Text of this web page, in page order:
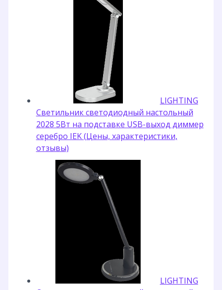
LIGHTING
Светильник светодиодный настольный
2028 5Вт на подставке USB-выход диммер
серебро IEK (Цены, характеристики,
отзывы)
LIGHTING